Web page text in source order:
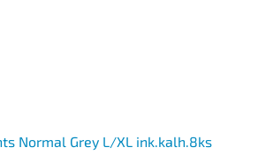
Normal Grey L/XL ink.kalh.8ks